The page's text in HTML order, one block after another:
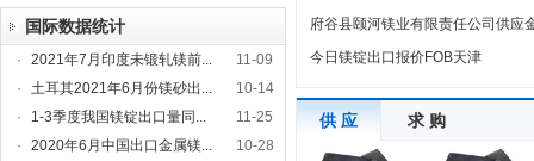
国际数据统计
· 2021年7月印度未锻轧镁前...
11-09
·
土耳其2021年6月份镁砂出...
10-14
·
1-3季度我国镁锭出口量同...
11-25
·
2020年6月中国出口金属镁...
10-28
府谷县颐河镁业有限责任公司供应
今日镁锭出口报价FOB天津
供 应 求 购